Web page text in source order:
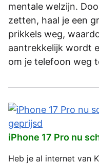
mentale welzijn.
zetten, haal je een
prikkels weg,
aantrekkelijk wordt
om je telefoon weg
iPhone 17 Pro nu
Heb je al internet van